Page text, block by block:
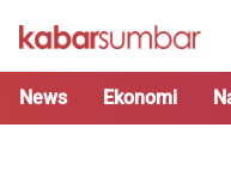
News Ekonomi